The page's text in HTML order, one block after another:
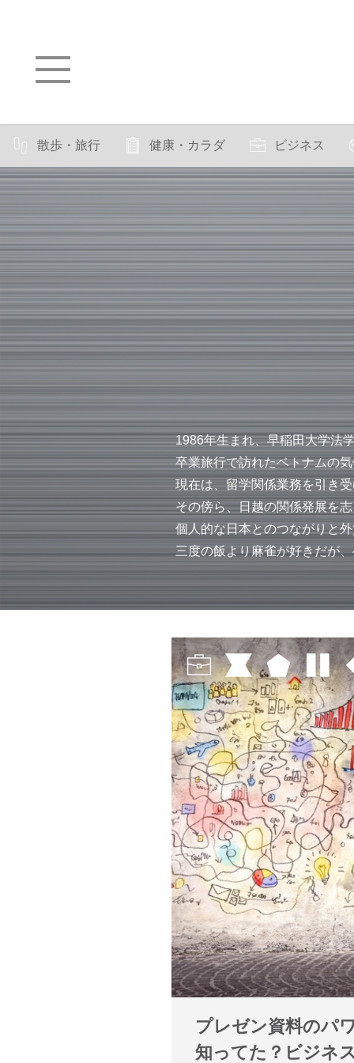
散歩・旅行 健康・カラダ ビジネス
1986年生まれ、早稲田大学法
卒業旅行で訪れたベトナムの
現在は、留学関係業務を引き
その傍ら、日越の関係発展を
個人的な日本とのつながりと
三度の飯より麻雀が好きだが
プレゼン資料のパ
知ってた？ビジネ